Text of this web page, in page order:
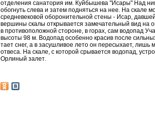
отделения санатория им. Куйбышева "Исары" Над
обогнуть слева и затем подняться на нее. На скале
средневековой оборонительной стены - Исар,
вершины скалы открывается замечательный вид на
в противоположной стороне, в горах, сам водопад
высоты 98 м. Водопад особенно красив после
тает снег, а в засушливое лето он пересыхает, лишь
отвеса. На скале, с которой срывается водопад,
Орлиный залет.